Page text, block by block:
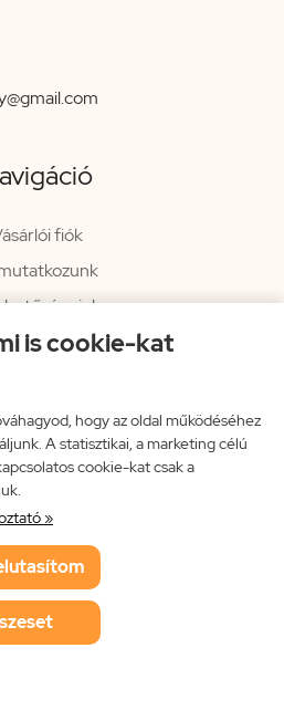
is cookie-kat
hogy az oldal működéséhez
A statisztikai, a marketing célú
cookie-kat csak a
»
fiók
Hírlevél
a főoldalra
Hungary Bt.
ÁSZF
tájékoztató